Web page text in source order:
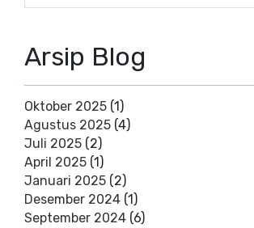
Arsip Blog
Oktober 2025 (1)
Agustus 2025 (4)
Juli 2025 (2)
April 2025 (1)
Januari 2025 (2)
Desember 2024 (1)
September 2024 (6)